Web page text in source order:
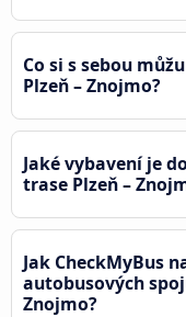
Co si s sebou
Plzeň – Znojmo?
Jaké vybavení je
trase Plzeň –
Jak CheckMyBus
autobusových
Znojmo?